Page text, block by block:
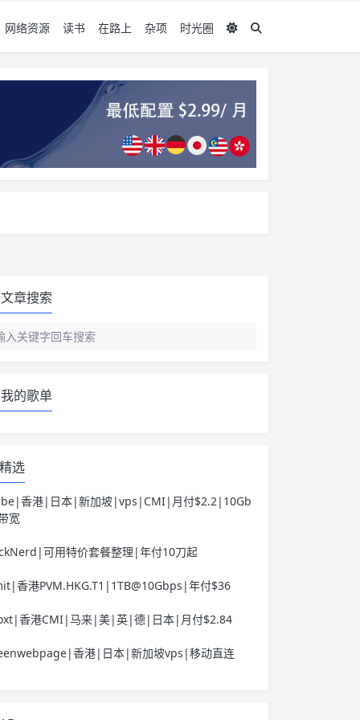
网络资源 读书 在路上 杂项 时光圈
文章搜索
我的歌单
精选
香港|日本|新加坡|vps|CMI|月付$2.2|10Gb
宽
可用特价套餐整理|年付10刀起
香港PVM.HKG.T1|1TB@10Gbps|年付$36
香港CMI|马来|美|英|德|日本|月付$2.84
香港|日本|新加坡vps|移动直连